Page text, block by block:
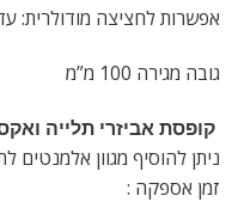
אפשרות לחציצה מודולרית: עד 3 חוצצים לרוחב ו-9
גובה מגירה 100 מ”מ
קופסת אביזרי תלייה
ניתן להוסיף מגוון אלמנטים
זמן אספקה :